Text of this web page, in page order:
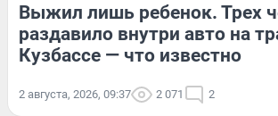
Выжил лишь ребенок. Трех
раздавило внутри авто на
Кузбассе — что известно
2 августа, 2026, 09:37 2 071 2